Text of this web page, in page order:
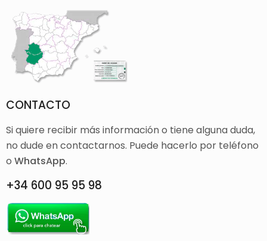
CONTACTO
Si quiere recibir más información o tiene alguna duda,
no dude en contactarnos. Puede hacerlo por teléfono
o WhatsApp.
+34 600 95 95 98